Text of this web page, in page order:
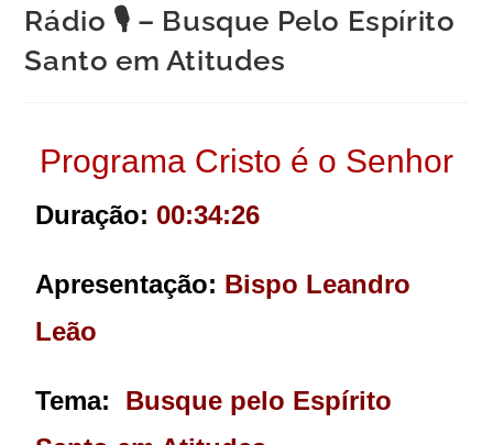
Rádio 🎙️ – Busque Pelo Espírito
Santo em Atitudes
Programa Cristo é o Senhor
Duração: 00:34:26
Apresentação: Bispo Leandro
Leão
Tema:
Busque pelo Espírito